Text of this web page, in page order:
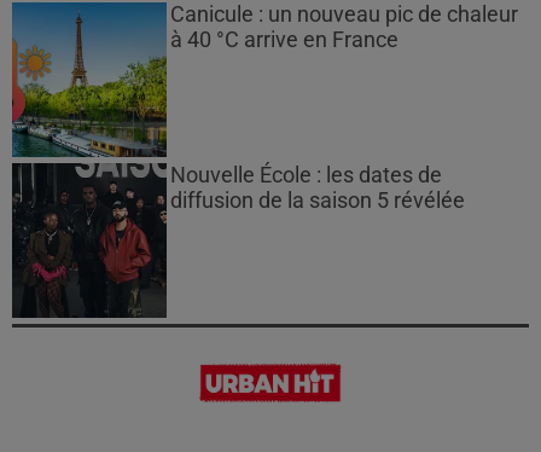
Canicule : un nouveau pic de chaleur
à 40 °C arrive en France
Nouvelle École : les dates de
diffusion de la saison 5 révélée